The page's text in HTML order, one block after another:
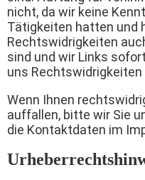
nicht, da wir keine
Tätigkeiten hatten und
Rechtswidrigkeiten
sind und wir Links
uns
Wenn Ihnen
auffallen, bitte wir Sie
die Kontaktdaten im